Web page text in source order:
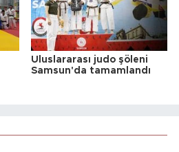
Uluslararası judo şöleni
Samsun'da tamamlandı